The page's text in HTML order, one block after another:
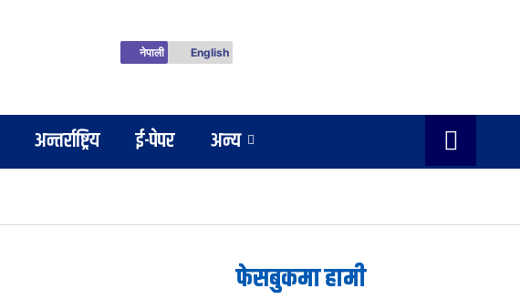
नेपाली English
अन्तर्राष्ट्रिय ई-पेपर
अन्य
फेसबुकमा हामी